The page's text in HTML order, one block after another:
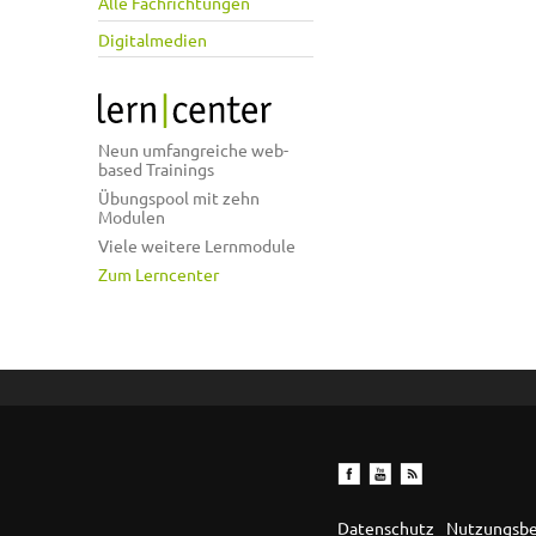
Digitalmedien
Neun umfangreiche web-
based Trainings
Übungspool mit zehn
Modulen
Viele weitere Lernmodule
Zum Lerncenter
Datenschutz